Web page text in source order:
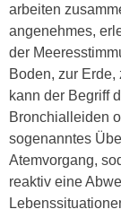
arbeiten
angenehmes,
der
Boden, zur
kann der Begriff
Bronchialleiden
sogenanntes
Atemvorgang,
reaktiv eine